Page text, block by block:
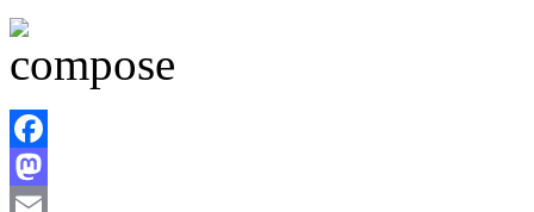
Facebook
Mastodon